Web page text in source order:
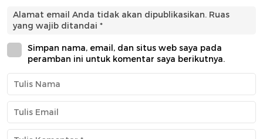
Alamat email Anda tidak akan dipublikasikan. Ruas
yang wajib ditandai *
Simpan nama, email, dan situs web saya pada
peramban ini untuk komentar saya berikutnya.